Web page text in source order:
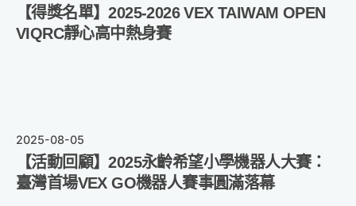
【得獎名單】2025-2026 VEX TAIWAM OPEN
VIQRC靜心高中熱身賽
2025-08-05
【活動回顧】2025永齡希望小學機器人大賽：
臺灣首場VEX GO機器人賽事圓滿落幕